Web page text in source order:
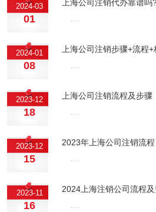
2024-03
01
上海公司注销代办靠谱
-···
2024-01
08
上海公司注销步骤+流程
-···
2023-12
18
上海公司注销流程及步骤
-···
2023-12
15
2023年上海公司注销流
-···
2023-11
16
2024上海注销公司流程及
-···